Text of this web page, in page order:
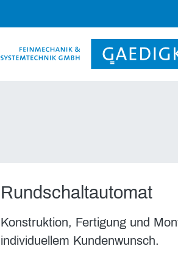
Rundschaltautomat
Konstruktion, Fertigung und
individuellem Kundenwunsch.